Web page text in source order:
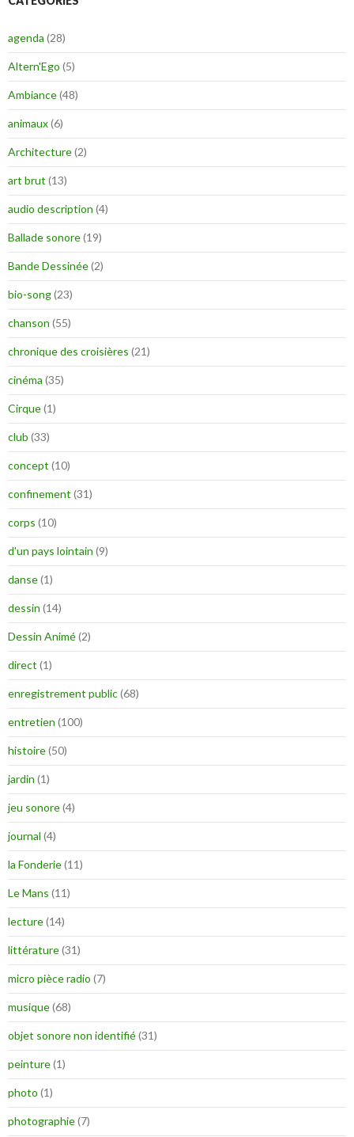
agenda (28)
Altern'Ego (5)
Ambiance(48)
animaux(6)
Architecture(2)
art brut (13)
audio description (4)
Ballade sonore(19)
Bande Dessinée(2)
bio-song(23)
chanson (55)
chronique des croisières (21)
cinéma (35)
Cirque(1)
club (33)
concept (10)
confinement (31)
corps (10)
d'un pays lointain (9)
danse(1)
dessin (14)
Dessin Animé(2)
direct (1)
enregistrement public(68)
entretien (100)
histoire(50)
jardin (1)
jeu sonore(4)
journal (4)
la Fonderie(11)
Le Mans (11)
lecture(14)
littérature(31)
micro pièce radio (7)
musique(68)
objet sonore non identifié(31)
peinture(1)
photo (1)
photographie(7)